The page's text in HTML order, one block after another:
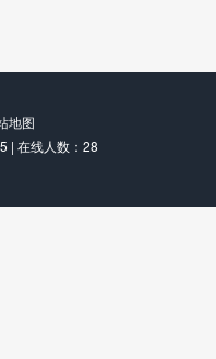
地图
| 在线人数：28